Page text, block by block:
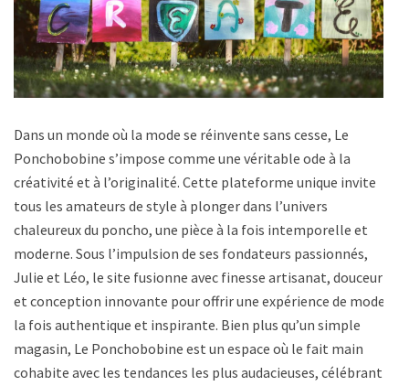
Dans un monde où la mode se réinvente sans cesse, Le
Ponchobobine s’impose comme une véritable ode à la
créativité et à l’originalité. Cette plateforme unique invite
tous les amateurs de style à plonger dans l’univers
chaleureux du poncho, une pièce à la fois intemporelle et
moderne. Sous l’impulsion de ses fondateurs passionnés,
Julie et Léo, le site fusionne avec finesse artisanat, douceur
et conception innovante pour offrir une expérience de mode à
la fois authentique et inspirante. Bien plus qu’un simple
magasin, Le Ponchobobine est un espace où le fait main
cohabite avec les tendances les plus audacieuses, célébrant